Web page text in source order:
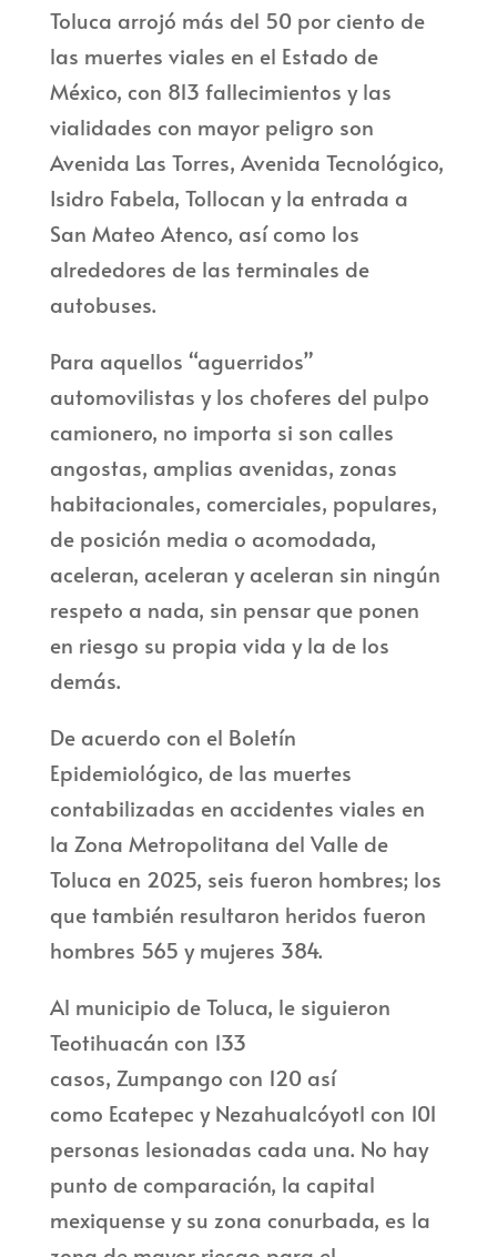
Toluca arrojó más del 50 por ciento de
las muertes viales en el Estado de
México, con 813 fallecimientos y las
vialidades con mayor peligro son
Avenida Las Torres, Avenida Tecnológico,
Isidro Fabela, Tollocan y la entrada a
San Mateo Atenco, así como los
alrededores de las terminales de
autobuses.
Para aquellos “aguerridos”
automovilistas y los choferes del pulpo
camionero, no importa si son calles
angostas, amplias avenidas, zonas
habitacionales, comerciales, populares,
de posición media o acomodada,
aceleran, aceleran y aceleran sin ningún
respeto a nada, sin pensar que ponen
en riesgo su propia vida y la de los
demás.
De acuerdo con el Boletín
Epidemiológico, de las muertes
contabilizadas en accidentes viales en
la Zona Metropolitana del Valle de
Toluca en 2025, seis fueron hombres; los
que también resultaron heridos fueron
hombres 565 y mujeres 384.
Al municipio de Toluca, le siguieron
Teotihuacán con 133
casos, Zumpango con 120 así
como Ecatepec y Nezahualcóyotl con 101
personas lesionadas cada una. No hay
punto de comparación, la capital
mexiquense y su zona conurbada, es la